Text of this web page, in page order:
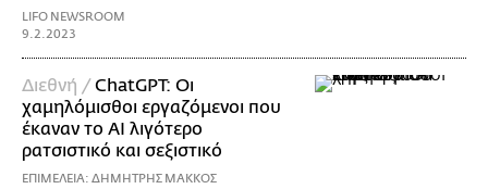
LIFO NEWSROOM
9.2.2023
Διεθνή /ChatGPT: Οι
χαμηλόμισθοι εργαζόμενοι που
έκαναν το AI λιγότερο
ρατσιστικό και σεξιστικό
ΕΠΙΜΕΛΕΙΑ: ΔΗΜΗΤΡΗΣ ΜΑΚΚΟΣ